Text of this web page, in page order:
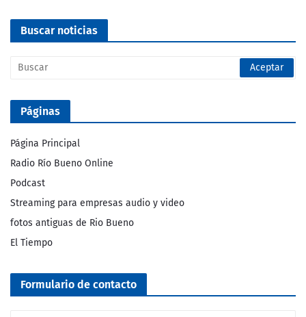
Buscar noticias
Páginas
Página Principal
Radio Río Bueno Online
Podcast
Streaming para empresas audio y video
fotos antiguas de Rio Bueno
El Tiempo
Formulario de contacto